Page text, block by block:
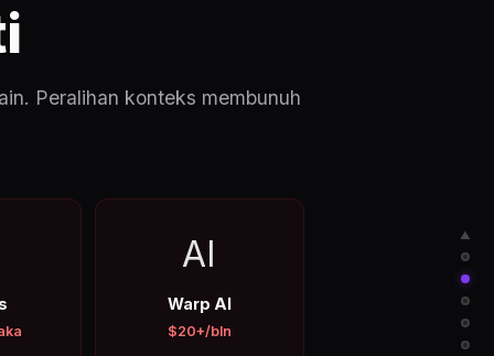
Peralihan konteks membunuh
AI
Warp AI
$20+/bln
▲